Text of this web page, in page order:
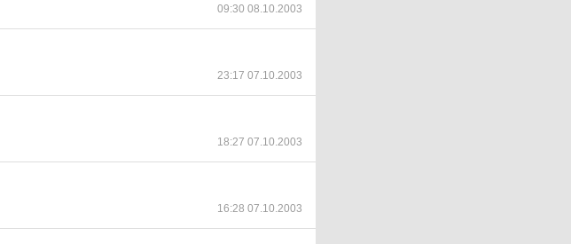
09:30 08.10.2003
23:17 07.10.2003
18:27 07.10.2003
16:28 07.10.2003